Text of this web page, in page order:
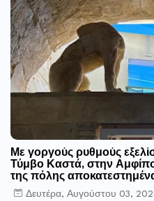
Με γοργούς ρυθμούς
Τύμβο Καστά, στην
της πόλης
Δευτέρα, Αυγούστου 03,